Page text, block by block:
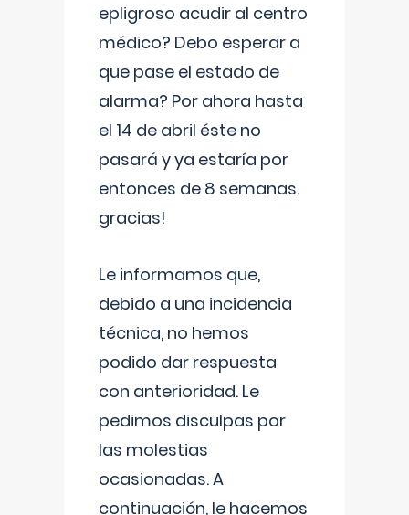
epligroso acudir al centro
médico? Debo esperar a
que pase el estado de
alarma? Por ahora hasta
el 14 de abril éste no
pasará y ya estaría por
entonces de 8 semanas.
gracias!
Le informamos que,
debido a una incidencia
técnica, no hemos
podido dar respuesta
con anterioridad. Le
pedimos disculpas por
las molestias
ocasionadas. A
continuación, le hacemos